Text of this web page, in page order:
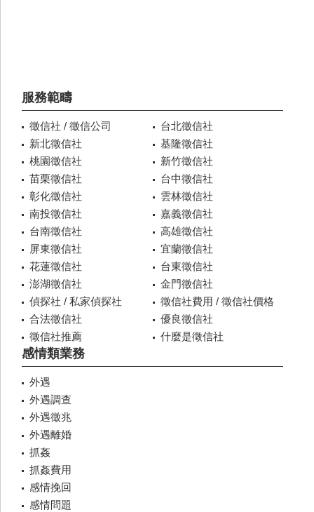
服務範疇
徵信社 / 徵信公司
台北徵信社
新北徵信社
基隆徵信社
桃園徵信社
新竹徵信社
苗栗徵信社
台中徵信社
彰化徵信社
雲林徵信社
南投徵信社
嘉義徵信社
台南徵信社
高雄徵信社
屏東徵信社
宜蘭徵信社
花蓮徵信社
台東徵信社
澎湖徵信社
金門徵信社
偵探社 / 私家偵探社
徵信社費用 / 徵信社價格
合法徵信社
優良徵信社
徵信社推薦
什麼是徵信社
感情類業務
外遇
外遇調查
外遇徵兆
外遇離婚
抓姦
抓姦費用
感情挽回
感情問題